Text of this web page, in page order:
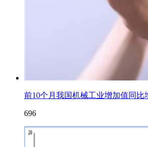
前10个月我国机械工业增加值同比
696